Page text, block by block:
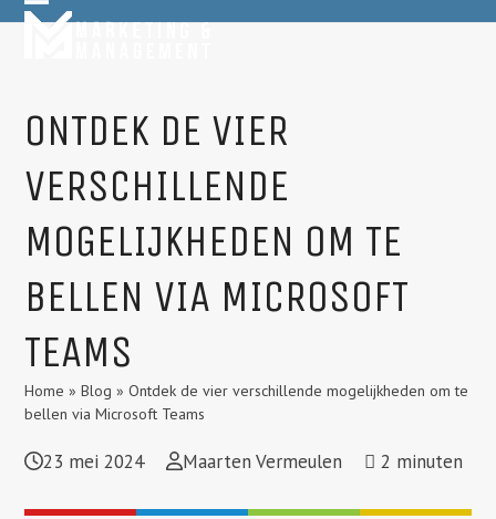
SkipOpen
Close
ONTDEK DE VIER
VERSCHILLENDE
MOGELIJKHEDEN OM TE
BELLEN VIA MICROSOFT
TEAMS
Home »Blog »Ontdek de vier verschillende mogelijkheden om te
bellen via Microsoft Teams
23 mei 2024 Maarten Vermeulen 2 minuten